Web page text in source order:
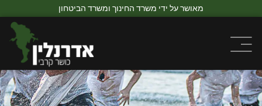
מאושר על ידי משרד החינוך ומשרד הביטחון